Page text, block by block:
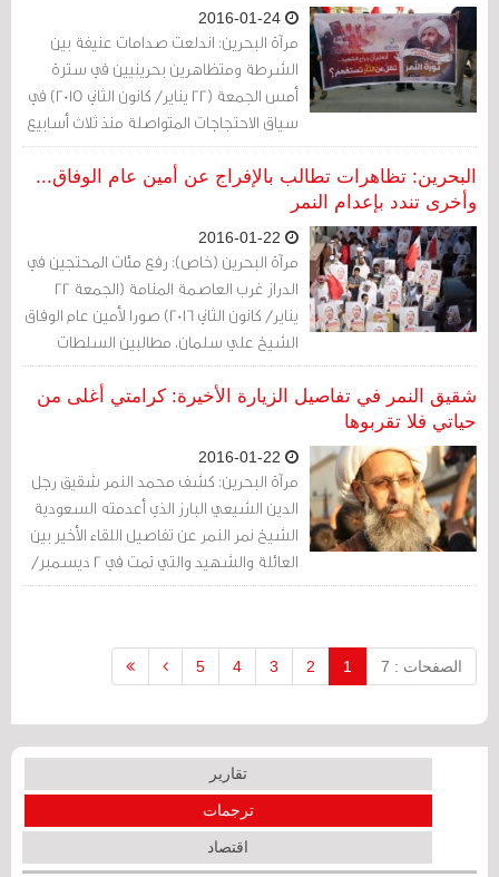
مرآة البحرين: اندلعت صدامات عنيفة بين
الشرطة ومتظاهرين بحرينيين في سترة
أمس الجمعة (22 يناير/ كانون الثاني 2015) في
سياق الاحتجاجات المتواصلة منذ ثلاث أسابيع
تنديداً بإعدام السعودية لرجل الدين
السعودي الشيخ نمر النمر.
البحرين: تظاهرات تطالب بالإفراج عن أمين عام الوفاق...
وأخرى تندد بإعدام النمر
مرآة البحرين (خاص): رفع مئات المحتجين في
الدراز غرب العاصمة المنامة (الجمعة 22
يناير/ كانون الثاني 2016) صورا لأمين عام الوفاق
الشيخ علي سلمان، مطالبين السلطات
بالإفراج الفوري عنه وعن المعتقلين
السياسيين.
شقيق النمر في تفاصيل الزيارة الأخيرة: كرامتي أغلى من
حياتي فلا تقربوها
مرآة البحرين: كشف محمد النمر شقيق رجل
الدين الشيعي البارز الذي أعدمته السعودية
الشيخ نمر النمر عن تفاصيل اللقاء الأخير بين
العائلة والشهيد والتي تمت في 2 ديسمبر/
كانون الأول 2015.
الصفحات : 7 1
2
3
4
5
تقارير
ترجمات
اقتصاد